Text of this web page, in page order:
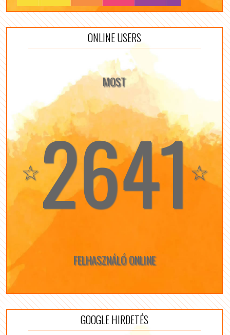
ONLINE USERS
MOST
☆2641☆
FELHASZNÁLÓ ONLINE
GOOGLE HIRDETÉS